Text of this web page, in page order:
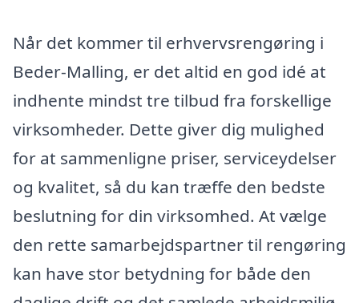
Når det kommer til erhvervsrengøring i
Beder-Malling, er det altid en god idé at
indhente mindst tre tilbud fra forskellige
virksomheder. Dette giver dig mulighed
for at sammenligne priser, serviceydelser
og kvalitet, så du kan træffe den bedste
beslutning for din virksomhed. At vælge
den rette samarbejdspartner til rengøring
kan have stor betydning for både den